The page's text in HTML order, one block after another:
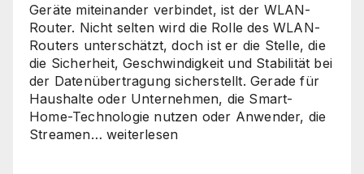
Geräte miteinander verbindet, ist der WLAN-
Router. Nicht selten wird die Rolle des WLAN-
Routers unterschätzt, doch ist er die Stelle, die
die Sicherheit, Geschwindigkeit und Stabilität bei
der Datenübertragung sicherstellt. Gerade für
Haushalte oder Unternehmen, die Smart-
Home-Technologie nutzen oder Anwender, die
Streamen… Sicher,
weiterlesen